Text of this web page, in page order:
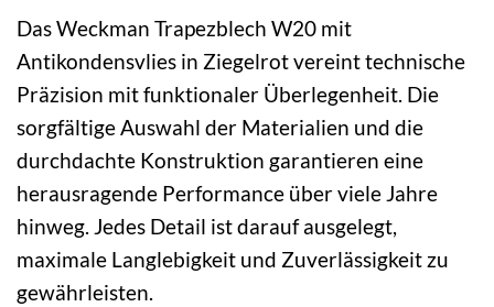
Das Weckman Trapezblech W20 mit
Antikondensvlies in Ziegelrot vereint technische
Präzision mit funktionaler Überlegenheit. Die
sorgfältige Auswahl der Materialien und die
durchdachte Konstruktion garantieren eine
herausragende Performance über viele Jahre
hinweg. Jedes Detail ist darauf ausgelegt,
maximale Langlebigkeit und Zuverlässigkeit zu
gewährleisten.